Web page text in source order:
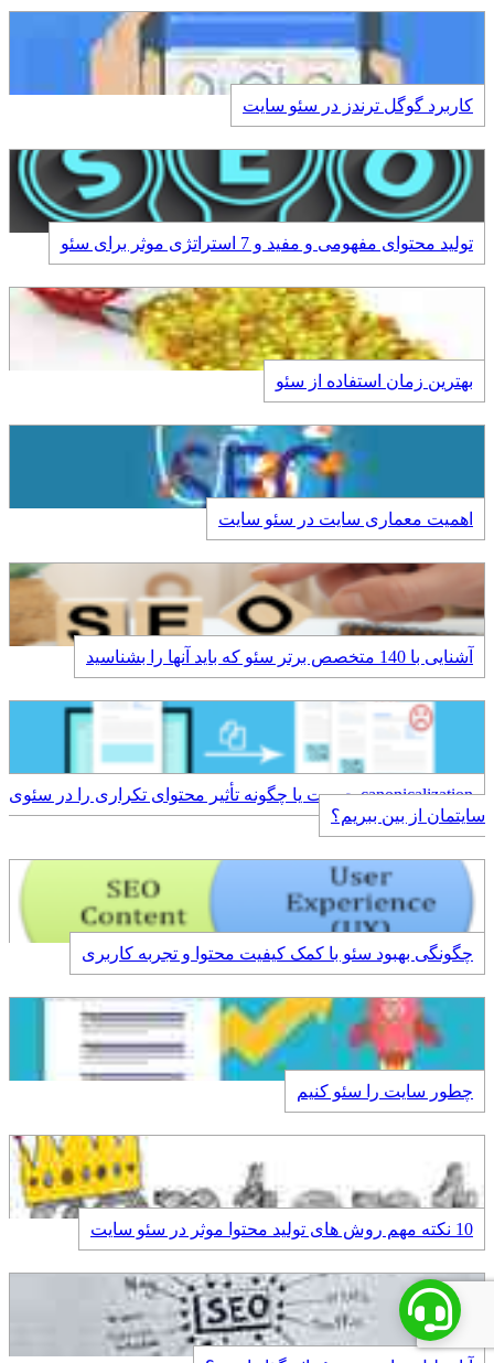
کاربرد گوگل ترندز در سئو سایت
تولید محتوای مفهومی و مفید و 7 استراتژی موثر برای سئو
بهترین زمان استفاده از سئو
اهمیت معماری سایت در سئو سایت
آشنایی با 140 متخصص برتر سئو که باید آنها را بشناسید
canonicalization چیست یا چگونه تأثیر محتوای تکراری را در سئوی
سایتمان از بین ببریم؟
چگونگی بهبود سئو با کمک کیفیت محتوا و تجربه کاربری
چطور سایت را سئو کنیم
10 نکته مهم روش های تولید محتوا موثر در سئو سایت